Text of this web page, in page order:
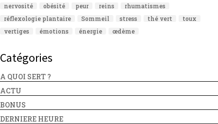
nervosité
obésité peur reins
rhumatismes
réflexologie plantaire
Sommeil stress thé vert
toux
vertiges
émotions énergie œdème
Catégories
A QUOI SERT ?
ACTU
BONUS
DERNIERE HEURE